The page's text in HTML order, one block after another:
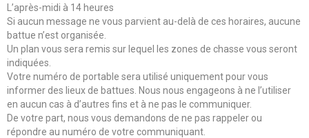
L’après-midi à 14 heures
Si aucun message ne vous parvient au-delà de ces horaires, aucune
battue n’est organisée.
Un plan vous sera remis sur lequel les zones de chasse vous seront
indiquées.
Votre numéro de portable sera utilisé uniquement pour vous
informer des lieux de battues. Nous nous engageons à ne l’utiliser
en aucun cas à d’autres fins et à ne pas le communiquer.
De votre part, nous vous demandons de ne pas rappeler ou
répondre au numéro de votre communiquant.